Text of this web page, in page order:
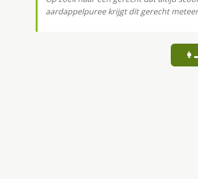
aardappelpuree krijgt dit gerecht